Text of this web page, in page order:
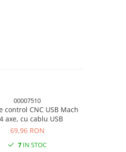
00007510
control CNC USB Mach
axe, cu cablu USB
69,96 RON
7 IN STOC